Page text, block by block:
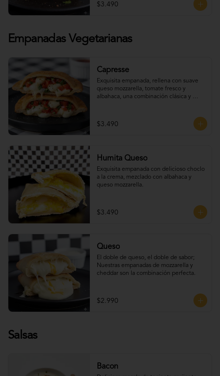
$3.490
Empanadas Vegetarianas
Capresse
Exquisita empanada, rellena con suave
queso mozzarella, tomate fresco y
albahaca, una combinación clásica y
$3.490
Humita Queso
Exquisita empanada con delicioso choclo
a la crema, mezclado con albahaca y
queso mozzarella.
$3.490
Queso
El doble de queso, el doble de sabor;
Nuestras empanadas de mozzarella y
cheddar son la combinación perfecta.
$2.990
Salsas
Bacon